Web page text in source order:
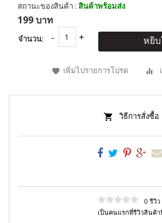
สถานะของสินค้า : สินค้าพร้อมส่ง
199 บาท
จำนวน: หยิ
เพิ่มไปรายการโปรด
วิธีการสั่งซื้อ
0 รีวิว
เป็นคนแรกที่รีวิวสินค้า